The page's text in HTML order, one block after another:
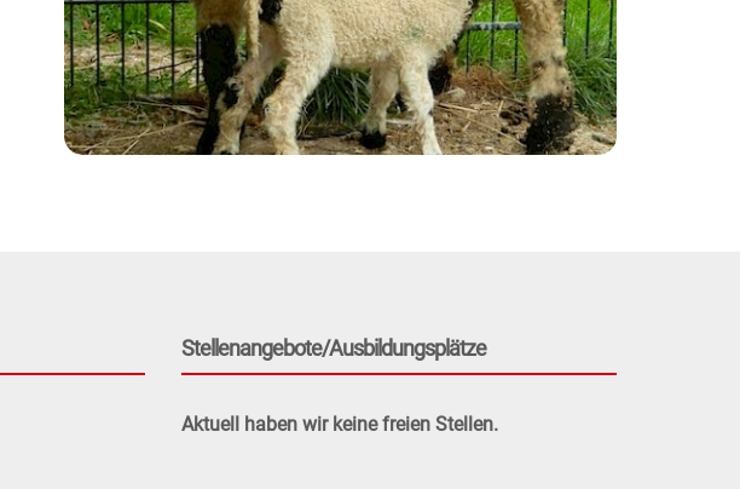
Stellenangebote/Ausbildungsplätze
Aktuell haben wir keine freien Stellen.